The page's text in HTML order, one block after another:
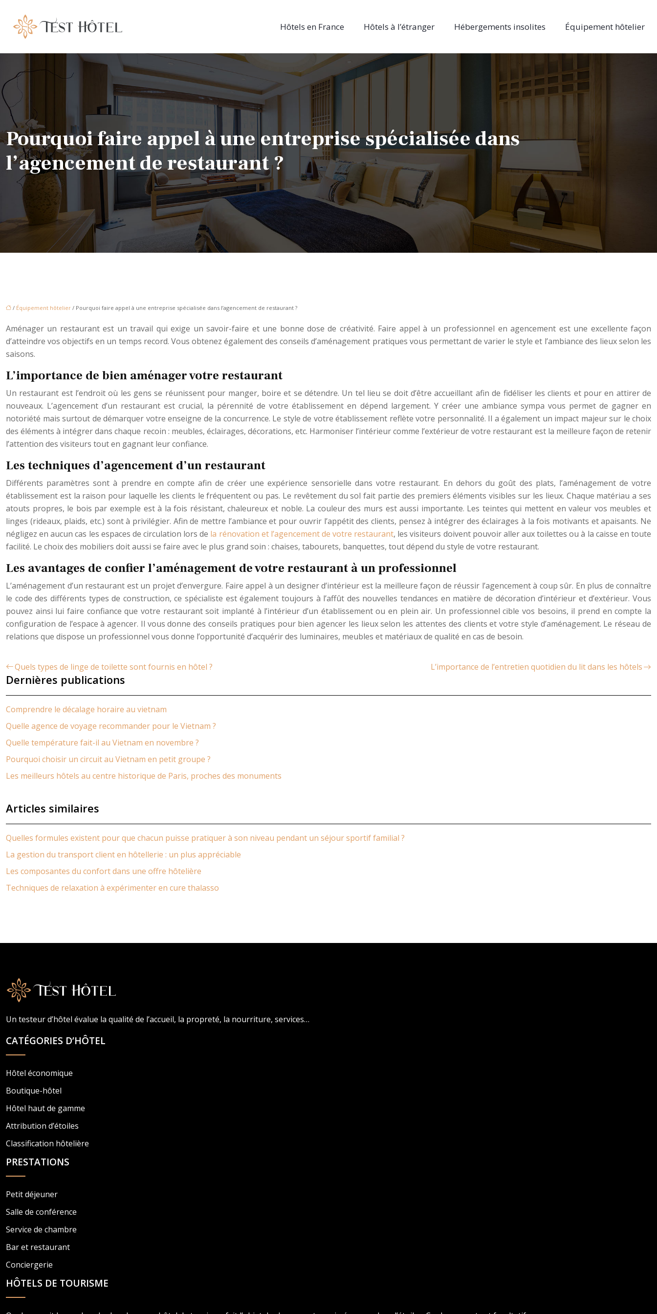
Hôtels en France Hôtels à l’étranger Hébergements insolites Équipement hôtelier
Pourquoi faire appel à une entreprise spécialisée dans
l’agencement de restaurant ?
/ Équipement hôtelier / Pourquoi faire appel à une entreprise spécialisée dans l’agencement de restaurant ?
Aménager un restaurant est un travail qui exige un savoir-faire et une bonne dose de créativité. Faire appel à un professionnel en agencement est une excellente façon
d’atteindre vos objectifs en un temps record. Vous obtenez également des conseils d’aménagement pratiques vous permettant de varier le style et l’ambiance des lieux selon les
saisons.
L’importance de bien aménager votre restaurant
Un restaurant est l’endroit où les gens se réunissent pour manger, boire et se détendre. Un tel lieu se doit d’être accueillant afin de fidéliser les clients et pour en attirer de
nouveaux. L’agencement d’un restaurant est crucial, la pérennité de votre établissement en dépend largement. Y créer une ambiance sympa vous permet de gagner en
notoriété mais surtout de démarquer votre enseigne de la concurrence. Le style de votre établissement reflète votre personnalité. Il a également un impact majeur sur le choix
des éléments à intégrer dans chaque recoin : meubles, éclairages, décorations, etc. Harmoniser l’intérieur comme l’extérieur de votre restaurant est la meilleure façon de retenir
l’attention des visiteurs tout en gagnant leur confiance.
Les techniques d’agencement d’un restaurant
Différents paramètres sont à prendre en compte afin de créer une expérience sensorielle dans votre restaurant. En dehors du goût des plats, l’aménagement de votre
établissement est la raison pour laquelle les clients le fréquentent ou pas. Le revêtement du sol fait partie des premiers éléments visibles sur les lieux. Chaque matériau a ses
atouts propres, le bois par exemple est à la fois résistant, chaleureux et noble. La couleur des murs est aussi importante. Les teintes qui mettent en valeur vos meubles et
linges (rideaux, plaids, etc.) sont à privilégier. Afin de mettre l’ambiance et pour ouvrir l’appétit des clients, pensez à intégrer des éclairages à la fois motivants et apaisants. Ne
négligez en aucun cas les espaces de circulation lors de la rénovation et l’agencement de votre restaurant, les visiteurs doivent pouvoir aller aux toilettes ou à la caisse en toute
facilité. Le choix des mobiliers doit aussi se faire avec le plus grand soin : chaises, tabourets, banquettes, tout dépend du style de votre restaurant.
Les avantages de confier l’aménagement de votre restaurant à un professionnel
L’aménagement d’un restaurant est un projet d’envergure. Faire appel à un designer d’intérieur est la meilleure façon de réussir l’agencement à coup sûr. En plus de connaître
le code des différents types de construction, ce spécialiste est également toujours à l’affût des nouvelles tendances en matière de décoration d’intérieur et d’extérieur. Vous
pouvez ainsi lui faire confiance que votre restaurant soit implanté à l’intérieur d’un établissement ou en plein air. Un professionnel cible vos besoins, il prend en compte la
configuration de l’espace à agencer. Il vous donne des conseils pratiques pour bien agencer les lieux selon les attentes des clients et votre style d’aménagement. Le réseau de
relations que dispose un professionnel vous donne l’opportunité d’acquérir des luminaires, meubles et matériaux de qualité en cas de besoin.
Quels types de linge de toilette sont fournis en hôtel ? L’importance de l’entretien quotidien du lit dans les hôtels
Dernières publications
Comprendre le décalage horaire au vietnam
Quelle agence de voyage recommander pour le Vietnam ?
Quelle température fait-il au Vietnam en novembre ?
Pourquoi choisir un circuit au Vietnam en petit groupe ?
Les meilleurs hôtels au centre historique de Paris, proches des monuments
Articles similaires
Quelles formules existent pour que chacun puisse pratiquer à son niveau pendant un séjour sportif familial ?
La gestion du transport client en hôtellerie : un plus appréciable
Les composantes du confort dans une offre hôtelière
Techniques de relaxation à expérimenter en cure thalasso
Un testeur d’hôtel évalue la qualité de l’accueil, la propreté, la nourriture, services…
CATÉGORIES D’HÔTEL
Hôtel économique
Boutique-hôtel
Hôtel haut de gamme
Attribution d’étoiles
Classification hôtelière
PRESTATIONS
Petit déjeuner
Salle de conférence
Service de chambre
Bar et restaurant
Conciergerie
HÔTELS DE TOURISME